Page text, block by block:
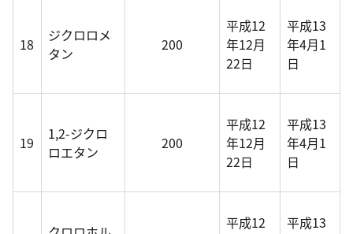
18
ジクロロメ
タン
200
平成12
年12月
22日
平成13
年4月1
日
19
1,2-ジクロ
ロエタン
200
平成12
年12月
22日
平成13
年4月1
日
平成12
平成13